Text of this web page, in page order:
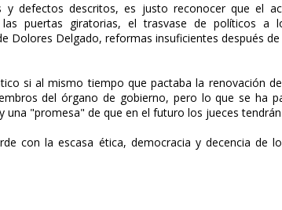
y defectos descritos, es justo reconocer que el
las puertas giratorias, el trasvase de políticos a
Dolores Delgado, reformas insuficientes después
si al mismo tiempo que pactaba la renovación
del órgano de gobierno, pero lo que se ha
"promesa" de que en el futuro los jueces
con la escasa ética, democracia y decencia de